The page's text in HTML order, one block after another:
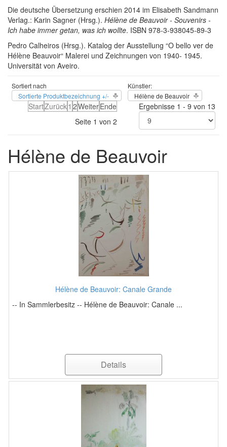
Die deutsche Übersetzung erschien 2014 im Elisabeth Sandmann
Verlag.: Karin Sagner (Hrsg.). Hélène de Beauvoir - Souvenirs -
Ich habe immer getan, was ich wollte. ISBN 978-3-938045-89-3
Pedro Calheiros (Hrsg.). Katalog der Ausstellung “O bello ver de
Hélène Beauvoir“ Malerei und Zeichnungen von 1940- 1945.
Universität von Aveiro.
Sortiert nach
Sortierte Produktbezeichnung +/-
Künstler:
Hélène de Beauvoir
StartZurück1 2WeiterEnde
Seite 1 von 2
Ergebnisse 1 - 9 von 13
Hélène de Beauvoir
Hélène de Beauvoir: Canale Grande
-- In Sammlerbesitz -- Hélène de Beauvoir: Canale ...
Details